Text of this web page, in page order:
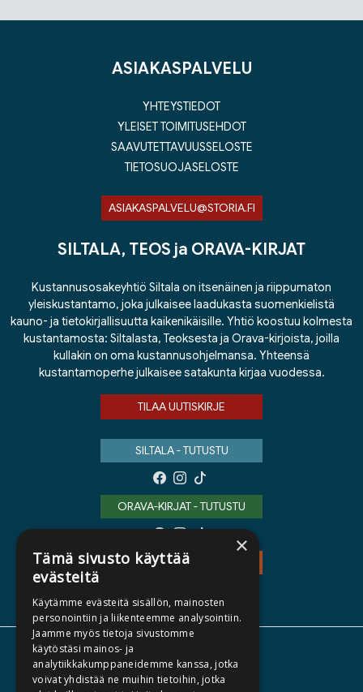
ASIAKASPALVELU
YHTEYSTIEDOT
YLEISET TOIMITUSEHDOT
SAAVUTETTAVUUSSELOSTE
TIETOSUOJASELOSTE
ASIAKASPALVELU@STORIA.FI
SILTALA, TEOS ja ORAVA-KIRJAT
Kustannusosakeyhtiö Siltala on itsenäinen ja riippumaton
yleiskustantamo, joka julkaisee laadukasta suomenkielistä
kauno- ja tietokirjallisuutta kaikenikäisille. Yhtiö koostuu kolmesta
kustantamosta: Siltalasta, Teoksesta ja Orava-kirjoista, joilla
kullakin on oma kustannusohjelmansa. Yhteensä
kustantamoperhe julkaisee satakunta kirjaa vuodessa.
TILAA UUTISKIRJE
SILTALA - TUTUSTU
ORAVA-KIRJAT - TUTUSTU
TEOS - TUTUSTU
TIETOA MEISTÄ
TEKIJÄT
×
Tämä sivusto käyttää
evästeitä
Käytämme evästeitä sisällön, mainosten
personointiin ja liikenteemme analysointiin.
Jaamme myös tietoja sivustomme
käytöstäsi mainos- ja
analytiikkakumppaneidemme kanssa, jotka
voivat yhdistää ne muihin tietoihin, jotka